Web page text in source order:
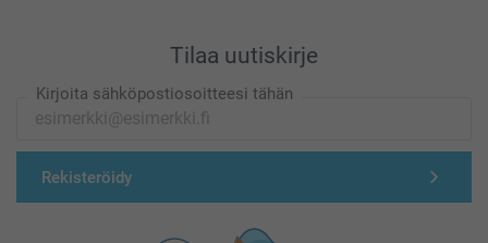
Tilaa uutiskirje
Kirjoita sähköpostiosoitteesi tähän
Rekisteröidy